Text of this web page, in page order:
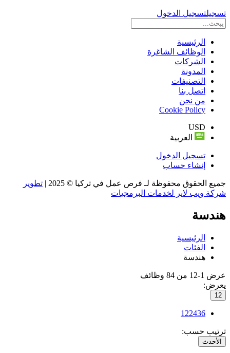
تسجيلتسجيل الدخول
الرئيسية
الوظائف الشاغرة
الشركات
المدونة
التصنيفات
اتصل بنا
من نحن
Cookie Policy
USD
العربية
تسجيل الدخول
إنشاء حساب
جميع الحقوق محفوظة لـ فرص عمل في تركيا © 2025 |
تطوير
شركة ويب لاير لخدمات البرمجيات
هندسة
الرئيسية
الفئات
هندسة
عرض 1-12 من 84 وظائف
يعرض:
12
122436
ترتيب حسب:
الأحدث